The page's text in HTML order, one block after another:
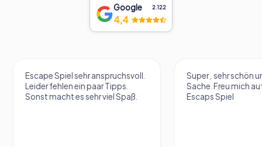
Google 2.122
4,4
Escape Spiel sehr anspruchsvoll.
Leider fehlen ein paar Tipps.
Sonst macht es sehr viel Spaß.
Super , sehr schön
Sache. Freu mich
Escaps Spiel